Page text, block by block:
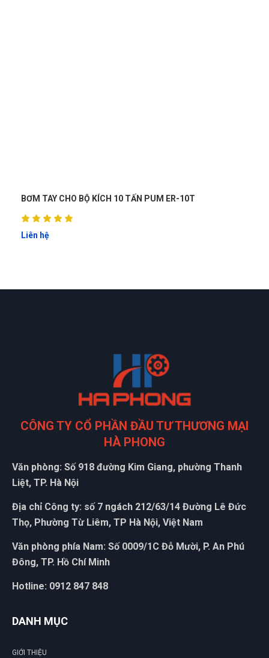
BƠM TAY CHO BỘ KÍCH 10 TẤN PUM ER-10T
Liên hệ
CÔNG TY CỔ PHẦN ĐẦU TƯ THƯƠNG MẠI
HÀ PHONG
Văn phòng: Số 918 đường Kim Giang, phường Thanh
Liệt, TP. Hà Nội
Địa chỉ Công ty: số 7 ngách 212/63/14 Đường Lê Đức
Thọ, Phường Từ Liêm, TP Hà Nội, Việt Nam
Văn phòng phía Nam: Số 0009/1C Đỗ Mười, P. An Phú
Đông, TP. Hồ Chí Minh
Hotline: 0912 847 848
DANH MỤC
GIỚI THIỆU